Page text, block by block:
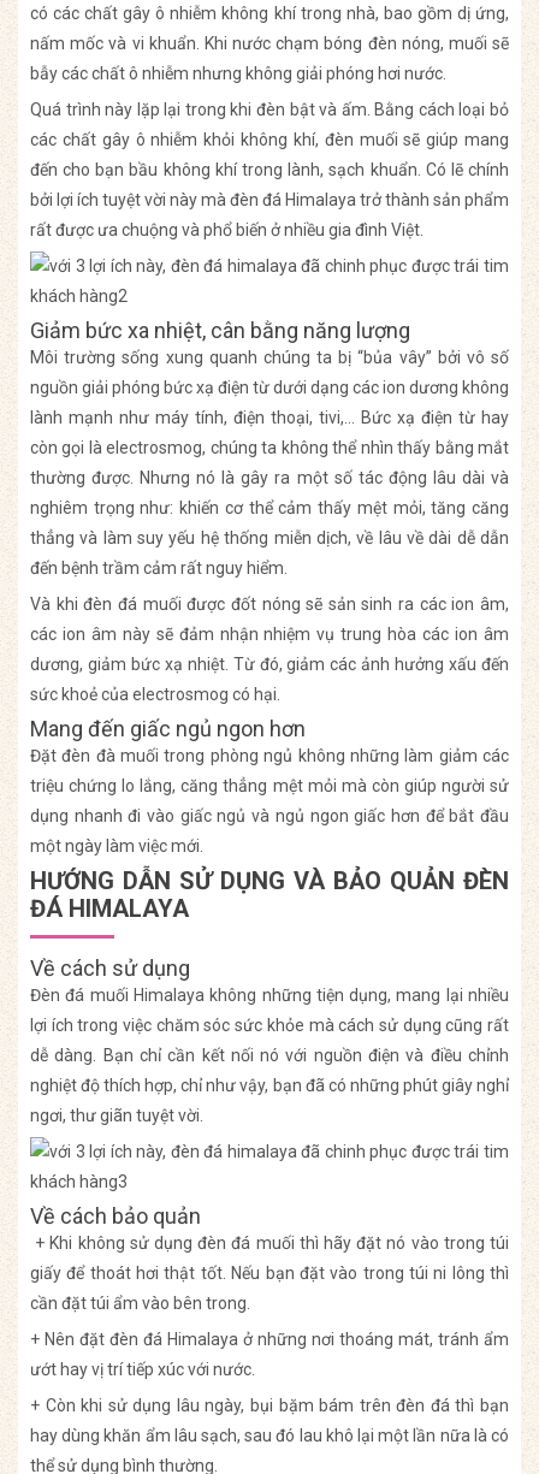
có các chất gây ô nhiễm không khí trong nhà, bao gồm dị ứng,
nấm mốc và vi khuẩn. Khi nước chạm bóng đèn nóng, muối sẽ
bẫy các chất ô nhiễm nhưng không giải phóng hơi nước.
Quá trình này lặp lại trong khi đèn bật và ấm. Bằng cách loại bỏ
các chất gây ô nhiễm khỏi không khí, đèn muối sẽ giúp mang
đến cho bạn bầu không khí trong lành, sạch khuẩn. Có lẽ chính
bởi lợi ích tuyệt vời này mà đèn đá Himalaya trở thành sản phẩm
rất được ưa chuộng và phổ biến ở nhiều gia đình Việt.
Giảm bức xa nhiệt, cân bằng năng lượng
Môi trường sống xung quanh chúng ta bị “bủa vây” bởi vô số
nguồn giải phóng bức xạ điện từ dưới dạng các ion dương không
lành mạnh như máy tính, điện thoại, tivi,… Bức xạ điện từ hay
còn gọi là electrosmog, chúng ta không thể nhìn thấy bằng mắt
thường được. Nhưng nó là gây ra một số tác động lâu dài và
nghiêm trọng như: khiến cơ thể cảm thấy mệt mỏi, tăng căng
thẳng và làm suy yếu hệ thống miễn dịch, về lâu về dài dễ dẫn
đến bệnh trầm cảm rất nguy hiểm.
Và khi đèn đá muối được đốt nóng sẽ sản sinh ra các ion âm,
các ion âm này sẽ đảm nhận nhiệm vụ trung hòa các ion âm
dương, giảm bức xạ nhiệt. Từ đó, giảm các ảnh hưởng xấu đến
sức khoẻ của electrosmog có hại.
Mang đến giấc ngủ ngon hơn
Đặt đèn đà muối trong phòng ngủ không những làm giảm các
triệu chứng lo lắng, căng thẳng mệt mỏi mà còn giúp người sử
dụng nhanh đi vào giấc ngủ và ngủ ngon giấc hơn để bắt đầu
một ngày làm việc mới.
HƯỚNG DẪN SỬ DỤNG VÀ BẢO QUẢN ĐÈN
ĐÁ HIMALAYA
Về cách sử dụng
Đèn đá muối Himalaya không những tiện dụng, mang lại nhiều
lợi ích trong việc chăm sóc sức khỏe mà cách sử dụng cũng rất
dễ dàng. Bạn chỉ cần kết nối nó với nguồn điện và điều chỉnh
nghiệt độ thích hợp, chỉ như vậy, bạn đã có những phút giây nghỉ
ngơi, thư giãn tuyệt vời.
Về cách bảo quản
+ Khi không sử dụng đèn đá muối thì hãy đặt nó vào trong túi
giấy để thoát hơi thật tốt. Nếu bạn đặt vào trong túi ni lông thì
cần đặt túi ẩm vào bên trong.
+ Nên đặt đèn đá Himalaya ở những nơi thoáng mát, tránh ẩm
ướt hay vị trí tiếp xúc với nước.
+ Còn khi sử dụng lâu ngày, bụi bặm bám trên đèn đá thì bạn
hay dùng khăn ẩm lâu sạch, sau đó lau khô lại một lần nữa là có
thể sử dụng bình thường.